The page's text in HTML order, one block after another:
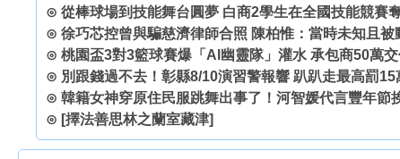
⊙ 從棒球場到技能舞台圓夢 白商2學生在全國技能競賽
⊙ 徐巧芯控曾與騙慈濟律師合照 陳柏惟：當時未知且被
⊙ 桃園盃3對3籃球賽爆「AI幽靈隊」灌水 承包商50萬
⊙ 別跟錢過不去！彰縣8/10演習警報響 趴趴走最高罰15
⊙ 韓籍女神穿原住民服跳舞出事了！河智媛代言豐年節
⊙ [擇法善思林之蘭室藏津]